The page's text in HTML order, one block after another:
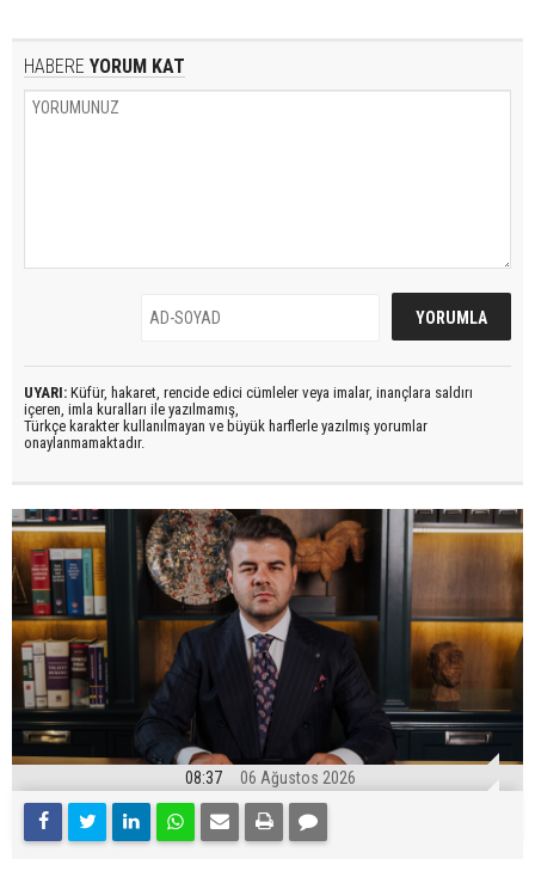
HABERE YORUM KAT
UYARI: Küfür, hakaret, rencide edici cümleler veya imalar, inançlara saldırı
içeren, imla kuralları ile yazılmamış,
Türkçe karakter kullanılmayan ve büyük harflerle yazılmış yorumlar
onaylanmamaktadır.
08:37 06 Ağustos 2026